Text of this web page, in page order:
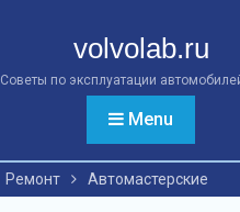
volvolab.ru
Советы по эксплуатации
Menu
Ремонт Автомастерские